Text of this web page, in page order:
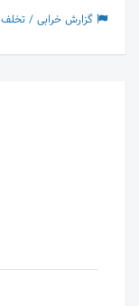
گزارش خرابی / تخلف